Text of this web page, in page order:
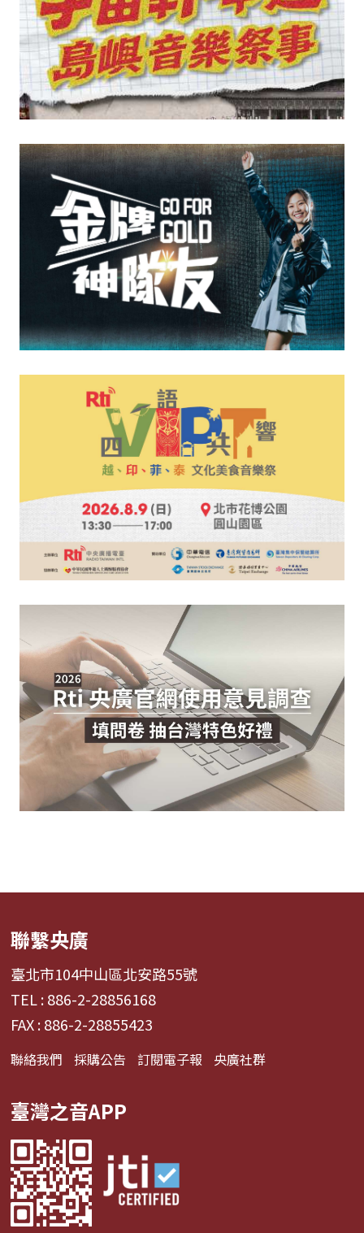
聯繫央廣
臺北市104中山區北安路55號
TEL : 886-2-28856168
FAX : 886-2-28855423
聯絡我們 採購公告 訂閱電子報 央廣社群
臺灣之音APP